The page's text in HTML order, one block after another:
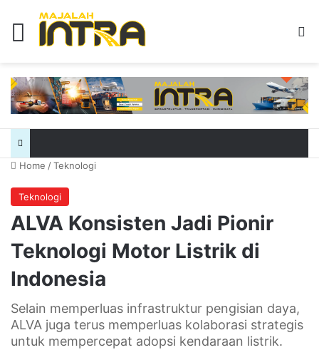
Menu
Home /Teknologi
Teknologi
ALVA Konsisten Jadi Pionir
Teknologi Motor Listrik di
Indonesia
Selain memperluas infrastruktur pengisian daya,
ALVA juga terus memperluas kolaborasi strategis
untuk mempercepat adopsi kendaraan listrik.